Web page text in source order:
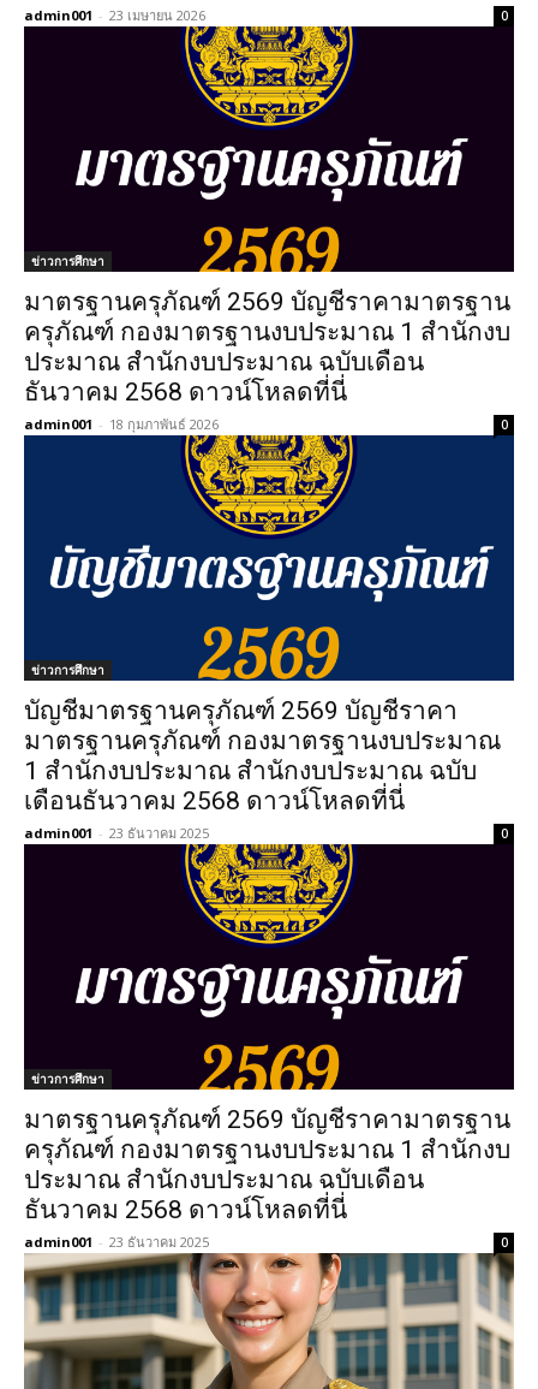
admin001 - 23 เมษายน 2026 0
ข่าวการศึกษา
มาตรฐานครุภัณฑ์ 2569 บัญชีราคามาตรฐาน
ครุภัณฑ์ กองมาตรฐานงบประมาณ 1 สำนักงบ
ประมาณ สำนักงบประมาณ ฉบับเดือน
ธันวาคม 2568 ดาวน์โหลดที่นี่
admin001 - 18 กุมภาพันธ์ 2026 0
ข่าวการศึกษา
บัญชีมาตรฐานครุภัณฑ์ 2569 บัญชีราคา
มาตรฐานครุภัณฑ์ กองมาตรฐานงบประมาณ
1 สำนักงบประมาณ สำนักงบประมาณ ฉบับ
เดือนธันวาคม 2568 ดาวน์โหลดที่นี่
admin001 - 23 ธันวาคม 2025 0
ข่าวการศึกษา
มาตรฐานครุภัณฑ์ 2569 บัญชีราคามาตรฐาน
ครุภัณฑ์ กองมาตรฐานงบประมาณ 1 สำนักงบ
ประมาณ สำนักงบประมาณ ฉบับเดือน
ธันวาคม 2568 ดาวน์โหลดที่นี่
admin001 - 23 ธันวาคม 2025 0